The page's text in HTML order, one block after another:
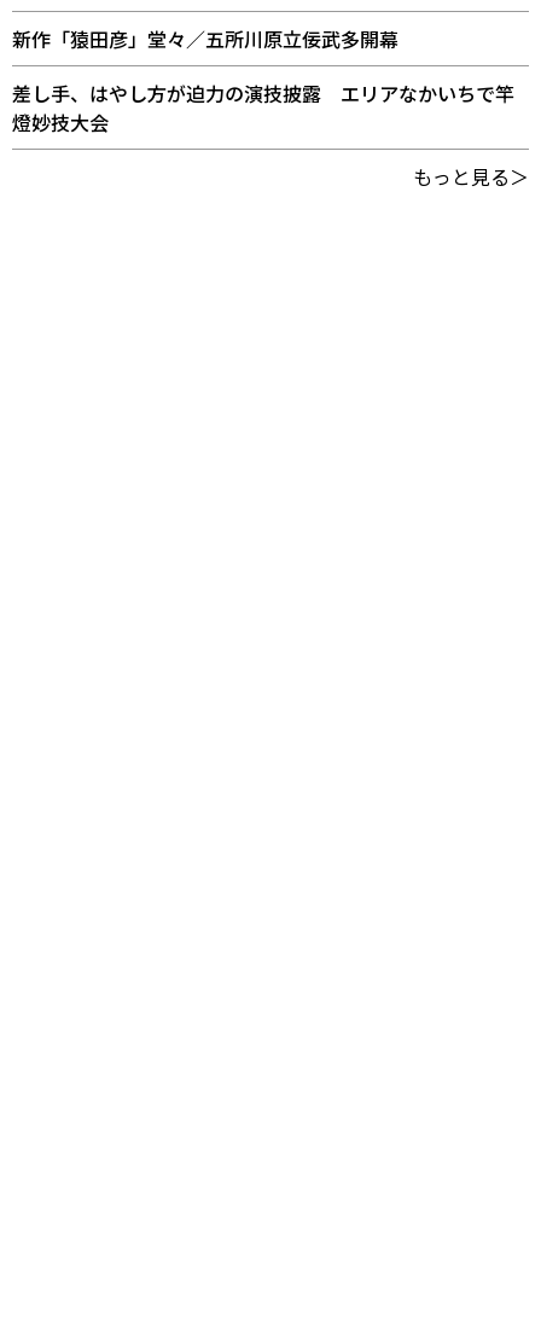
新作「猿田彦」堂々／五所川原立佞武多開幕
差し手、はやし方が迫力の演技披露 エリアなかいちで竿
燈妙技大会
もっと見る＞